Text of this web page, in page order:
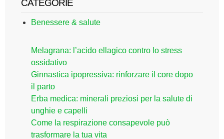
CATEGORIE
Benessere & salute
Melagrana: l’acido ellagico contro lo stress
ossidativo
Ginnastica ipopressiva: rinforzare il core dopo
il parto
Erba medica: minerali preziosi per la salute di
unghie e capelli
Come la respirazione consapevole può
trasformare la tua vita